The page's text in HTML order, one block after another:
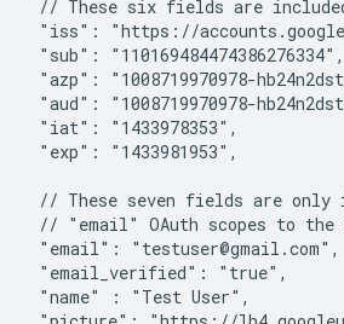
// These six fields are
"iss": "https://
"sub": "110169484474386276334",
"azp": "1008719970978-
"aud": "1008719970978-
"iat": "1433978353",
"exp": "1433981953",
// These seven fields are only
// "email" OAuth scopes to the
"email": "testuser@gmail.com",
"email_verified": "true",
"name" : "Test User",